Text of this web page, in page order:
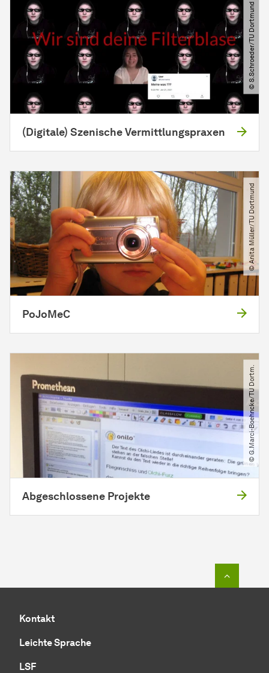
© S.Schroeder​/​TU Dortmund
(Digitale) Szenische Vermittlungspraxen
© Anita Müller​/​TU Dortmund
PoJoMeC
© G.Marci-Boehncke​/​TU Dortm.
Abgeschlossene Projekte
Kontakt
Leichte Sprache
LSF